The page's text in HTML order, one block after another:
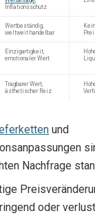
Inflationsschutz
Wertbeständig,
weltweit handelbar
Einzigartigkeit,
emotionaler Wert
Tragbarer Wert,
ästhetischer Reiz
und
Nachfrage
oder